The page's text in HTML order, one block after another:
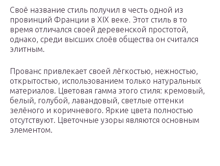
Своё название стиль получил в честь одной из
провинций Франции в XIX веке. Этот стиль в то
время отличался своей деревенской простотой,
однако, среди высших слоёв общества он считался
элитным.
Прованс привлекает своей лёгкостью, нежностью,
открытостью, использованием только натуральных
материалов. Цветовая гамма этого стиля: кремовый,
белый, голубой, лавандовый, светлые оттенки
зелёного и коричневого. Яркие цвета полностью
отсутствуют. Цветочные узоры являются основным
элементом.